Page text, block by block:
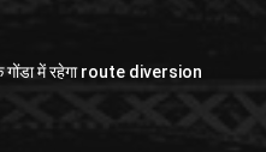
में रहेगा route diversion